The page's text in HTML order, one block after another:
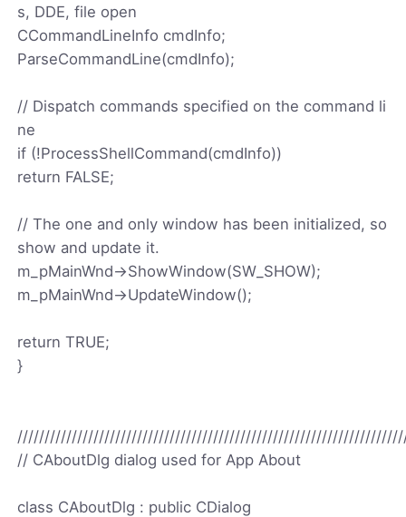
s, DDE, file open
CCommandLineInfo cmdInfo;
ParseCommandLine(cmdInfo);
// Dispatch commands specified on the command li
ne
if (!ProcessShellCommand(cmdInfo))
return FALSE;
// The one and only window has been initialized, so
show and update it.
m_pMainWnd->ShowWindow(SW_SHOW);
m_pMainWnd->UpdateWindow();
return TRUE;
}
// CAboutDlg dialog used for App About
class CAboutDlg : public CDialog